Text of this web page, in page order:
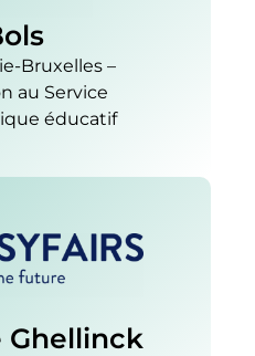
Bruxelles –
au Service
éducatif
Ghellinck